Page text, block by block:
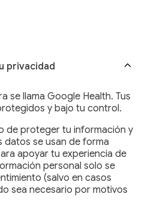
privacidad
se llama Google Health. Tus
y bajo tu control.
de proteger tu información y
datos se usan de forma
apoyar tu experiencia de
personal solo se
(salvo en casos
sea necesario por motivos